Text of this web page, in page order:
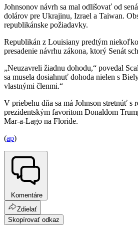
Johnsonov návrh sa mal odlišovať od
dolárov pre Ukrajinu, Izrael a Taiwan.
republikánske požiadavky.
Republikán z Louisiany predtým
presadenie návrhu zákona, ktorý Senát
„Neuzavreli žiadnu dohodu,“ povedal
sa musela dosiahnuť dohoda nielen s
vlastnými členmi.“
V priebehu dňa sa má Johnson stretnúť s
prezidentským favoritom Donaldom
Mar-a-Lago na Floride.
(ap)
Komentáre
Zdielať
Skopírovať odkaz